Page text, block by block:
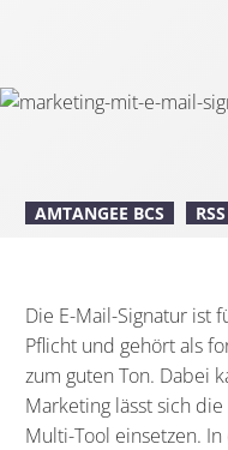
AMTANGEE BCS RSS
Die E-Mail-Signatur ist
Pflicht und gehört als
zum guten Ton. Dabei
Marketing lässt sich
Multi-Tool einsetzen.